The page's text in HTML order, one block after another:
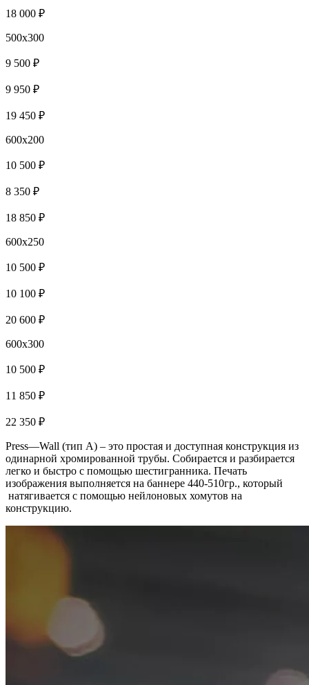
18 000 ₽
500x300
9 500 ₽
9 950 ₽
19 450 ₽
600x200
10 500 ₽
8 350 ₽
18 850 ₽
600x250
10 500 ₽
10 100 ₽
20 600 ₽
600x300
10 500 ₽
11 850 ₽
22 350 ₽
Press—Wall (тип А) – это простая и доступная конструкция из
одинарной хромированной трубы. Собирается и разбирается
легко и быстро с помощью шестигранника. Печать
изображения выполняется на баннере 440-510гр., который
натягивается с помощью нейлоновых хомутов на
конструкцию.